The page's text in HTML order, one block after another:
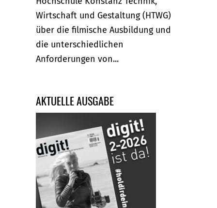
Wirtschaft und Gestaltung (HTWG)
über die filmische Ausbildung und
die unterschiedlichen
Anforderungen von...
AKTUELLE AUSGABE